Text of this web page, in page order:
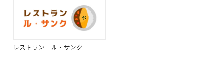
レストラン ル・サンク